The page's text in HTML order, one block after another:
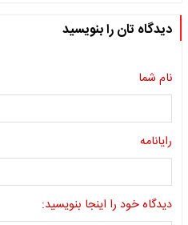
دیدگاه تان را بنویسید
نام شما
رایانامه
دیدگاه خود را اینجا بنویسید: